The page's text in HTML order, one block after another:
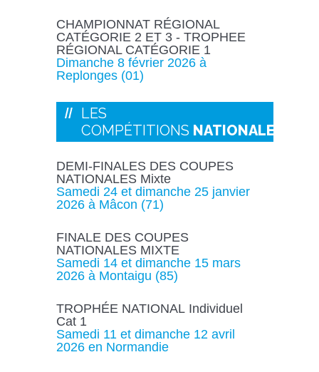
CHAMPIONNAT RÉGIONAL
CATÉGORIE 2 ET 3 - TROPHEE
RÉGIONAL CATÉGORIE 1
Dimanche 8 février 2026 à
Replonges (01)
LES
COMPÉTITIONS NATIONALES
DEMI-FINALES DES COUPES
NATIONALES Mixte
Samedi 24 et dimanche 25 janvier
2026 à Mâcon (71)
FINALE DES COUPES
NATIONALES MIXTE
Samedi 14 et dimanche 15 mars
2026 à Montaigu (85)
TROPHÉE NATIONAL Individuel
Cat 1
Samedi 11 et dimanche 12 avril
2026 en Normandie